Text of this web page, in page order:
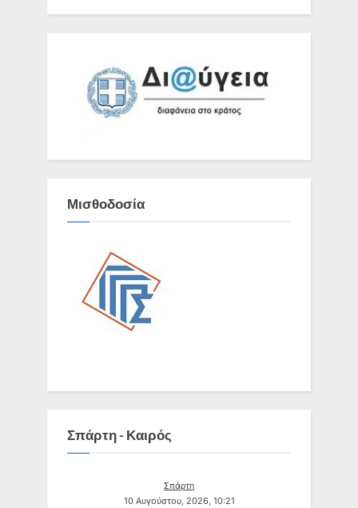
Μισθοδοσία
Σπάρτη - Καιρός
Σπάρτη
10 Αυγούστου, 2026, 10:21